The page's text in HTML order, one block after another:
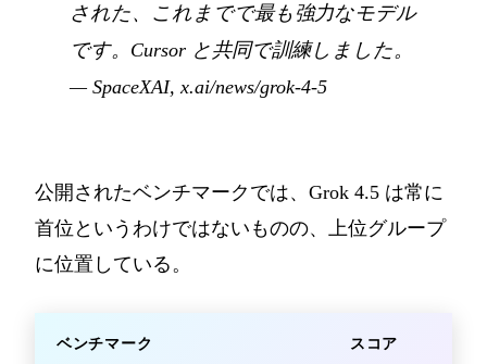
された、これまでで最も強力なモデル
です。Cursor と共同で訓練しました。
— SpaceXAI, x.ai/news/grok-4-5
公開されたベンチマークでは、Grok 4.5 は常に
首位というわけではないものの、上位グループ
に位置している。
ベンチマーク スコア